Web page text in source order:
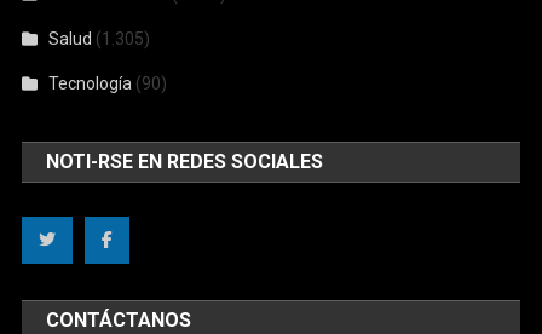
Salud (1.305)
Tecnología (90)
NOTI-RSE EN REDES SOCIALES
CONTÁCTANOS